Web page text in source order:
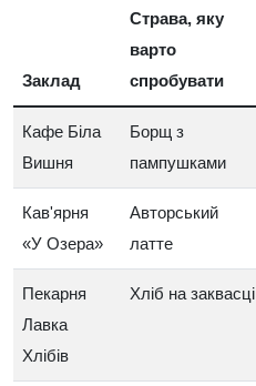
Заклад
Страва, яку
варто
спробувати
Кафе Біла
Вишня
Борщ з
пампушками
Кав'ярня
«У Озера»
Авторський
латте
Пекарня
Лавка
Хлібів
Хліб на заквасці